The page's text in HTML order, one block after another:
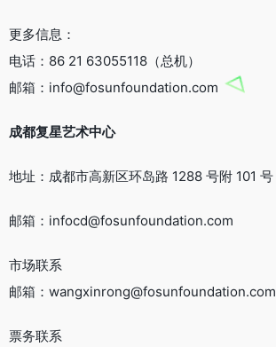
更多信息：
电话：86 21 63055118（总机）
邮箱：info@fosunfoundation.com
成都复星艺术中心
地址：成都市高新区环岛路 1288 号附 101 号
邮箱：infocd@fosunfoundation.com
市场联系
邮箱：wangxinrong@fosunfoundation.com
票务联系